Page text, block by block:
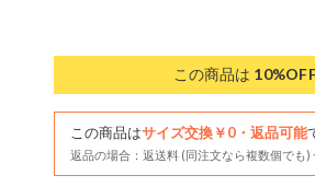
この商品は
この商品はサイズ交換￥0・返品可能
返品の場合：返送料 (同注文なら複数個でも)